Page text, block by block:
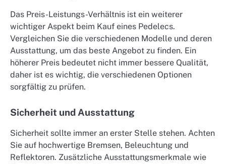
Das Preis-Leistungs-Verhältnis ist ein weiterer
wichtiger Aspekt beim Kauf eines Pedelecs.
Vergleichen Sie die verschiedenen Modelle und deren
Ausstattung, um das beste Angebot zu finden. Ein
höherer Preis bedeutet nicht immer bessere Qualität,
daher ist es wichtig, die verschiedenen Optionen
sorgfältig zu prüfen.
Sicherheit und Ausstattung
Sicherheit sollte immer an erster Stelle stehen. Achten
Sie auf hochwertige Bremsen, Beleuchtung und
Reflektoren. Zusätzliche Ausstattungsmerkmale wie